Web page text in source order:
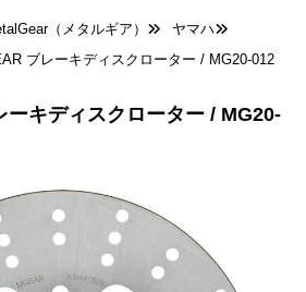
（メタルギア）
ヤマハ
ブレーキディスクローター / MG20-012
ーキディスクローター / MG20-